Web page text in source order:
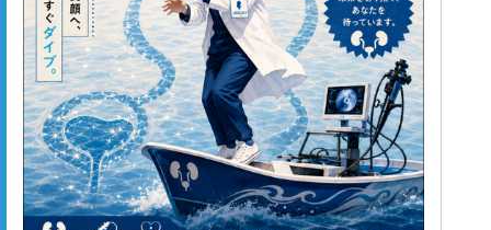
参加型の講演もありました。演題は金銭面の問題や既往歴
の問題で標準治療が出来ないような症例が設定されてお
り、様々な意見がありました。腎癌の原発に対する放射線
治療や血管内塞栓術など自分があまり経験のない治療選択
肢に関しても盛んに討論が行われており、大変勉強になり
ました。 今回得られた知見を日々の診療へ還元し、より
質の高い医療提供に努めてまいりたいと存じます。 最後
になりますが、このような貴重な学会参加の機会をお与え
くださいました医局の先生方ならびにスタッフの皆様に、
深く感謝申し上げます。今後ともご指導ご鞭撻のほど、何